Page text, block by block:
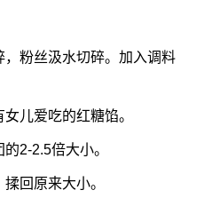
粉丝汲水切碎。加入调料
儿爱吃的红糖馅。
2-2.5倍大小。
回原来大小。